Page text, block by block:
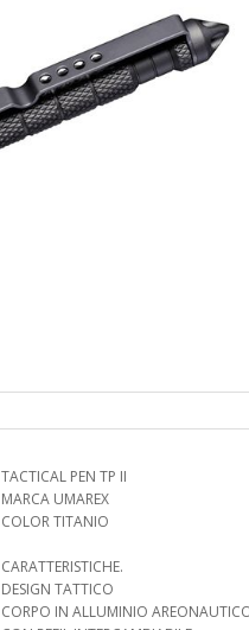
TACTICAL PEN TP II
MARCA UMAREX
COLOR TITANIO
CARATTERISTICHE.
DESIGN TATTICO
CORPO IN ALLUMINIO